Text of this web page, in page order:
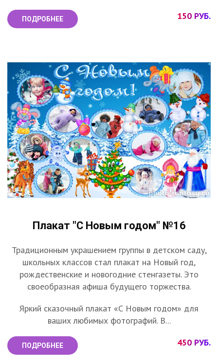
ПОДРОБНЕЕ 150 РУБ.
Плакат "С Новым годом" №16
Традиционным украшением группы в детском саду,
школьных классов стал плакат на Новый год,
рождественские и новогодние стенгазеты. Это
своеобразная афиша будущего торжества.
Яркий сказочный плакат «С Новым годом» для
ваших любимых фотографий. В...
ПОДРОБНЕЕ 450 РУБ.